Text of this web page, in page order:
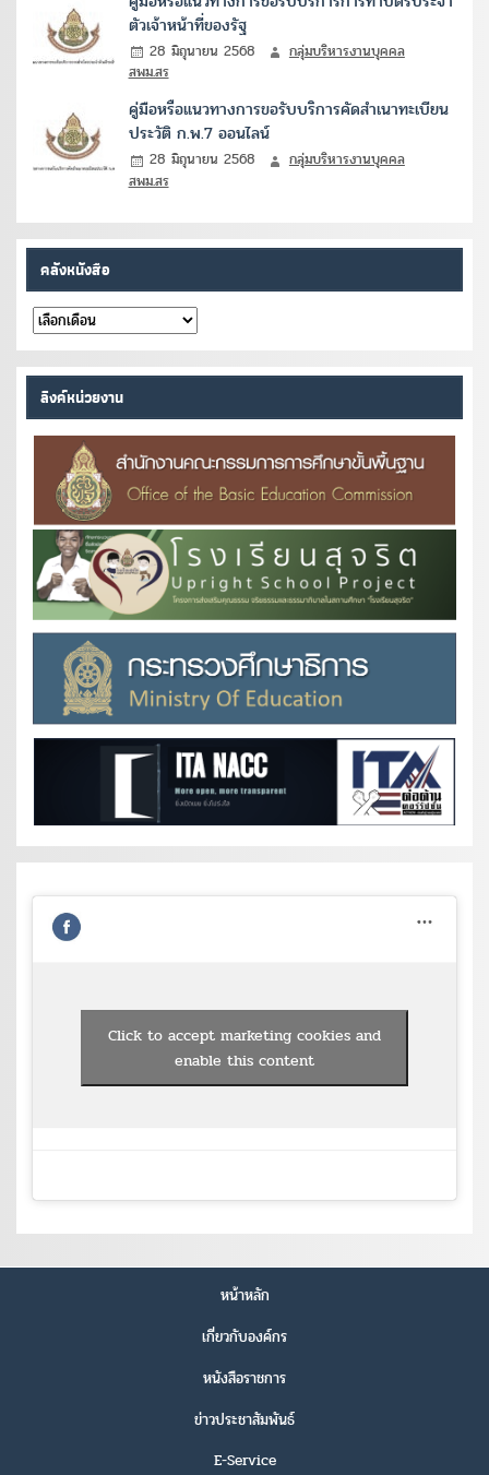
ตัวเจ้าหน้าที่ของรัฐ
28 มิถุนายน 2568
กลุ่มบริหารงานบุคคล
สพม.สร
คู่มือหรือแนวทางการขอรับบริการคัดสำเนาทะเบียน
ประวัติ ก.พ.7 ออนไลน์
28 มิถุนายน 2568
กลุ่มบริหารงานบุคคล
สพม.สร
คลังหนังสือ
คลัง
หนังสือ
ลิงค์หน่วยงาน
Click to accept marketing cookies and
enable this content
หน้าหลัก
เกี่ยวกับองค์กร
หนังสือราชการ
ข่าวประชาสัมพันธ์
E-Service